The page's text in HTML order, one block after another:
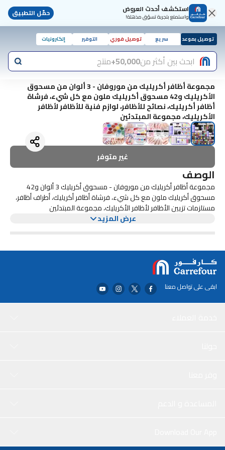
استكشف أحدث العروض
واستمتع بتجربة تسوّق مذهلة! حمّل التطبيق
توصيل بموعد سريع توصيل فوري التوفير إلكترونيات
ابحث بين أكثر من50,000+ منتج
مجموعة أظافر أكريليك من موروفان - 3 ألوان من مسحوق
الأكريليك و42 مسحوق أكريليك ملون مع كل شيء، فرشاة
أظافر أكريليك، نصائح للأظافر، لوازم فنية للأظافر لأظافر
الأكريليك، مجموعة المبتدئين
غير متوفر
الوصف
مجموعة أظافر أكريليك من موروفان - مسحوق أكريليك 3 ألوان و42
مسحوق أكريليك ملون مع كل شيء، فرشاة أظافر أكريليك، أطراف أظافر،
مستلزمات تزيين الأظافر لأظافر الأكريليك، مجموعة المبتدئين
عرض المزيد
ابقى على تواصل معنا